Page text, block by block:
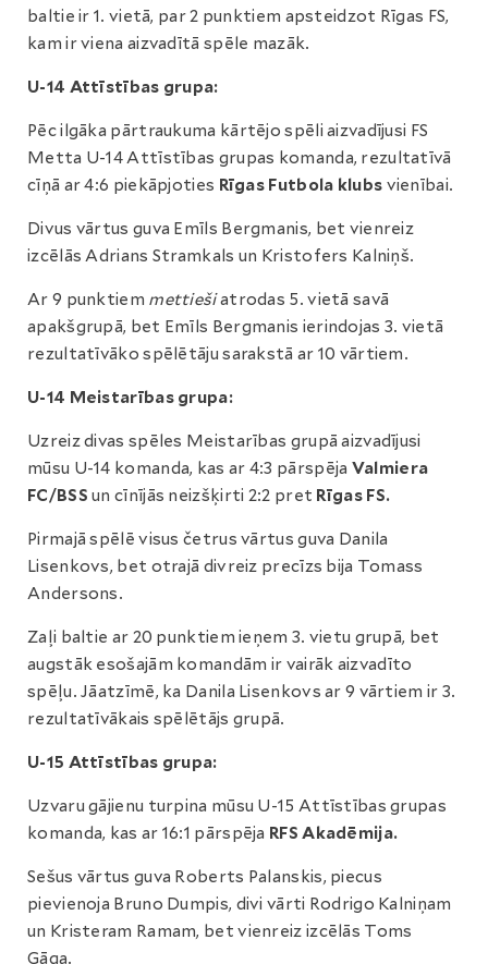
baltie ir 1. vietā, par 2 punktiem apsteidzot Rīgas FS,
kam ir viena aizvadītā spēle mazāk.
U-14 Attīstības grupa:
Pēc ilgāka pārtraukuma kārtējo spēli aizvadījusi FS
Metta U-14 Attīstības grupas komanda, rezultatīvā
cīņā ar 4:6 piekāpjoties Rīgas Futbola klubs vienībai.
Divus vārtus guva Emīls Bergmanis, bet vienreiz
izcēlās Adrians Stramkals un Kristofers Kalniņš.
Ar 9 punktiem mettiešiatrodas 5. vietā savā
apakšgrupā, bet Emīls Bergmanis ierindojas 3. vietā
rezultatīvāko spēlētāju sarakstā ar 10 vārtiem.
U-14 Meistarības grupa:
Uzreiz divas spēles Meistarības grupā aizvadījusi
mūsu U-14 komanda, kas ar 4:3 pārspēja Valmiera
FC/BSS un cīnījās neizšķirti 2:2 pret Rīgas FS.
Pirmajā spēlē visus četrus vārtus guva Danila
Lisenkovs, bet otrajā divreiz precīzs bija Tomass
Andersons.
Zaļi baltie ar 20 punktiem ieņem 3. vietu grupā, bet
augstāk esošajām komandām ir vairāk aizvadīto
spēļu. Jāatzīmē, ka Danila Lisenkovs ar 9 vārtiem ir 3.
rezultatīvākais spēlētājs grupā.
U-15 Attīstības grupa:
Uzvaru gājienu turpina mūsu U-15 Attīstības grupas
komanda, kas ar 16:1 pārspēja RFS Akadēmija.
Sešus vārtus guva Roberts Palanskis, piecus
pievienoja Bruno Dumpis, divi vārti Rodrigo Kalniņam
un Kristeram Ramam, bet vienreiz izcēlās Toms
Gāga.